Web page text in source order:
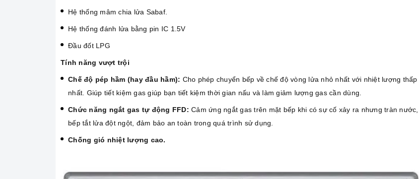
Hệ thống mâm chia lửa Sabaf.
Hệ thống đánh lửa bằng pin IC 1.5V
Đầu đốt LPG
Tính năng vượt trội
Chế độ pép hầm (hay đầu hầm): Cho phép chuyển bếp về chế độ vòng lửa nhỏ nhất với nhiệt lượng thấp
nhất. Giúp tiết kiệm gas giúp bạn tiết kiệm thời gian nấu và làm giảm lượng gas cần dùng.
Chức năng ngắt gas tự động FFD: Cảm ứng ngắt gas trên mặt bếp khi có sự cố xảy ra nhưng tràn nước,
bếp tắt lửa đột ngột, đảm bảo an toàn trong quá trình sử dụng.
Chống gió nhiệt lượng cao.